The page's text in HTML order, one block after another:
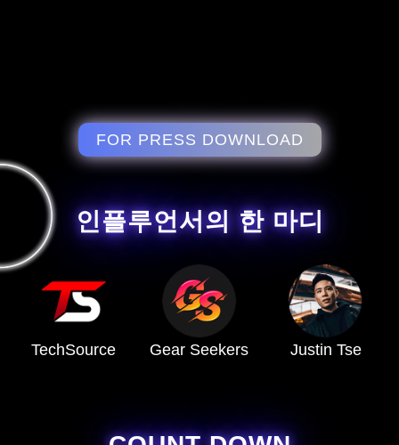
FOR PRESS DOWNLOAD
인플루언서의 한 마디
TechSource Gear Seekers Justin Tse